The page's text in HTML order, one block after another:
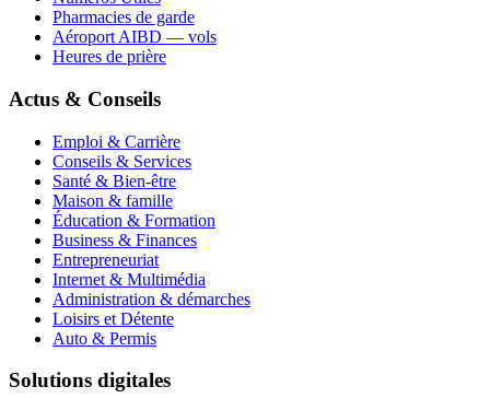
Pharmacies de garde
Aéroport AIBD — vols
Heures de prière
Actus & Conseils
Emploi & Carrière
Conseils & Services
Santé & Bien-être
Maison & famille
Éducation & Formation
Business & Finances
Entrepreneuriat
Internet & Multimédia
Administration & démarches
Loisirs et Détente
Auto & Permis
Solutions digitales